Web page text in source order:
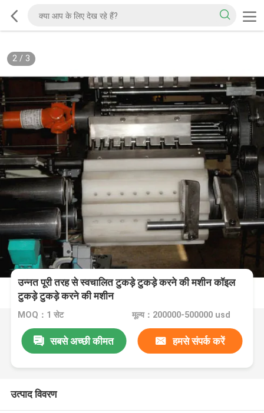
2/ 3
उन्नत पूरी तरह से स्वचालित टुकड़े टुकड़े करने की मशीन कॉइल
टुकड़े टुकड़े करने की मशीन
MOQ：1 सेट मूल्य：200000-500000 usd
सबसे अच्छी कीमत हमसे संपर्क करें
उत्पाद विवरण